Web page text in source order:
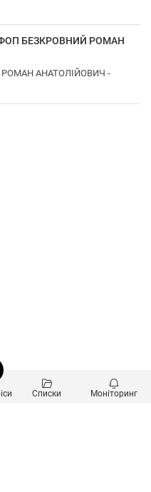
ФОП БЕЗКРОВНИЙ РОМАН
РОМАН АНАТОЛІЙОВИЧ -
Списки Моніторинг